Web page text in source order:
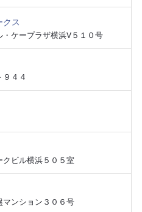
クス
ケープラザ横浜Ⅴ５１０号
４４
ビル横浜５０５室
ンション３０６号